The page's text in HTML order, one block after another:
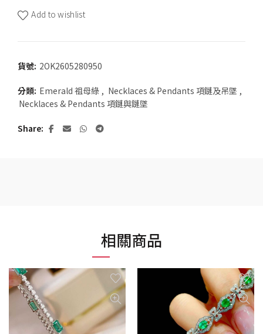
Add to wishlist
貨號: 2OK2605280950
分類: Emerald 祖母綠 , Necklaces & Pendants 項鏈及吊墜 ,
Necklaces & Pendants 項鏈與鏈墜
Share
相關商品